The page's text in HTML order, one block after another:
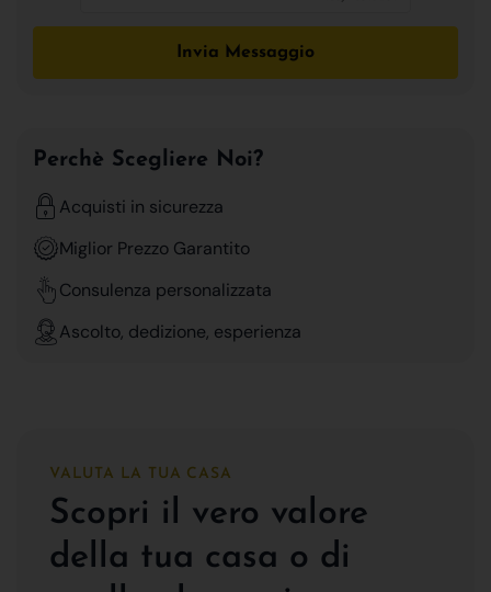
Invia Messaggio
Perchè Scegliere Noi?
Acquisti in sicurezza
Miglior Prezzo Garantito
Consulenza personalizzata
Ascolto, dedizione, esperienza
VALUTA LA TUA CASA
Scopri il vero valore
della tua casa o di